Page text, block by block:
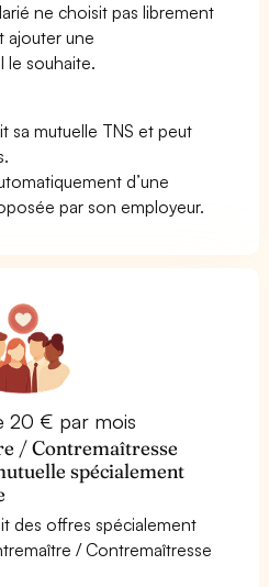
ne choisit pas librement
ajouter une
le souhaite.
sa mutuelle TNS et peut
d’une
par son employeur.
20 € par mois
/ Contremaîtresse
spécialement
des offres spécialement
/ Contremaîtresse